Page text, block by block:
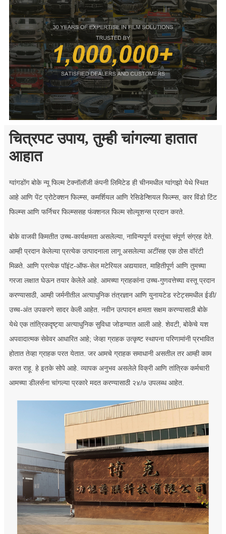
चित्रपट उपाय, तुम्ही चांगल्या हातात
आहात
ग्वांगडोंग बोके न्यू फिल्म टेक्नॉलॉजी कंपनी लिमिटेड ही चीनमधील ग्वांगझो येथे स्थित
आहे आणि पेंट प्रोटेक्शन फिल्म्स, कमर्शियल आणि रेसिडेन्शियल फिल्म्स, कार विंडो टिंट
फिल्म्स आणि फर्निचर फिल्म्ससह फंक्शनल फिल्म सोल्यूशन्स प्रदान करते.
बोके वाजवी किमतीत उच्च-कार्यक्षमता असलेल्या, नाविन्यपूर्ण वस्तूंचा संपूर्ण संग्रह देते.
आम्ही प्रदान केलेल्या प्रत्येक उत्पादनाला लागू असलेल्या अटींसह एक ठोस वॉरंटी
मिळते. आणि प्रत्येक पॉइंट-ऑफ-सेल मटेरियल अद्ययावत, माहितीपूर्ण आणि तुमच्या
गरजा लक्षात घेऊन तयार केलेले आहे. आमच्या ग्राहकांना उच्च-गुणवत्तेच्या वस्तू प्रदान
करण्यासाठी, आम्ही जर्मनीतील अत्याधुनिक तंत्रज्ञान आणि युनायटेड स्टेट्समधील ईडी/
उच्च-अंत उपकरणे सादर केली आहेत. नवीन उत्पादन क्षमता सक्षम करण्यासाठी बोके
येथे एक तांत्रिकदृष्ट्या अत्याधुनिक सुविधा जोडण्यात आली आहे. शेवटी, बोकेचे यश
अपवादात्मक सेवेवर आधारित आहे; जेव्हा ग्राहक उत्कृष्ट स्थापना परिणामांनी प्रभावित
होतात तेव्हा ग्राहक परत येतात. जर आमचे ग्राहक समाधानी असतील तर आम्ही काम
करत राहू. हे इतके सोपे आहे. व्यापक अनुभव असलेले विक्री आणि तांत्रिक कर्मचारी
आमच्या डीलर्सना चांगल्या प्रकारे मदत करण्यासाठी २४/७ उपलब्ध आहेत.